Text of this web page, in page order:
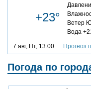
+23°
Ветер
Вода
7 авг, Пт, 13:00 Прогноз
Погода по